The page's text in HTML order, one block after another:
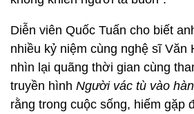
Diễn viên Quốc Tuấn cho biết
nhiều kỷ niệm cùng nghệ sĩ Văn
nhìn lại quãng thời gian cùng
truyền hình Người vác tù vào
rằng trong cuộc sống, hiếm gặp